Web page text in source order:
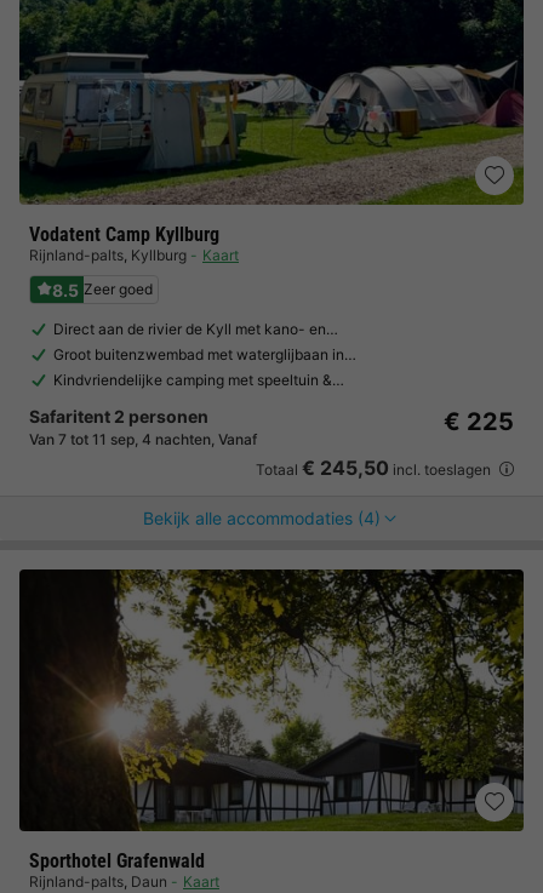
Vodatent Camp Kyllburg
Rijnland-palts, Kyllburg Kaart
8.5 Zeer goed
Direct aan de rivier de Kyll met kano- en…
Groot buitenzwembad met waterglijbaan in…
Kindvriendelijke camping met speeltuin &…
Safaritent 2 personen
Van 7 tot 11 sep, 4 nachten, Vanaf
€ 225
Totaal € 245,50 incl. toeslagen
Bekijk alle accommodaties (4)
Sporthotel Grafenwald
Rijnland-palts, Daun Kaart